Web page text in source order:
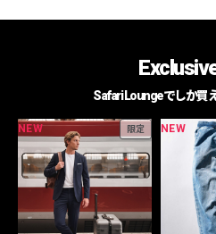
Safari Loungeでしか買
NEW 限定 NEW